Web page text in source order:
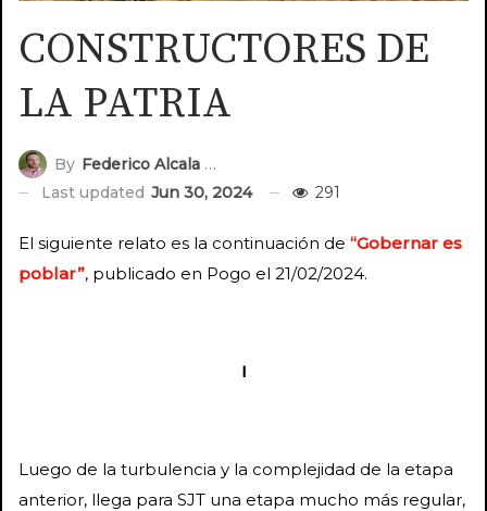
CONSTRUCTORES DE
LA PATRIA
By Federico Alcala Riff
Last updated Jun 30, 2024 291
El siguiente relato es la continuación de “Gobernar es
poblar”, publicado en Pogo el 21/02/2024.
I
Luego de la turbulencia y la complejidad de la etapa
anterior, llega para SJT una etapa mucho más regular,